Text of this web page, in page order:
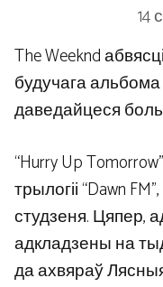
14
The Weeknd
будучага альбома
даведайцеся
“Hurry Up
трылогіі “Dawn
студзеня. Цяпер,
адкладзены на
да ахвяраў